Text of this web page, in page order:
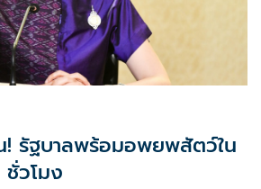
! รัฐบาลพร้อมอพยพสัตว์ใน
วโมง